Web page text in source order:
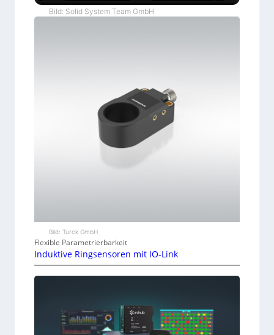
Bild: Solid System Team GmbH
Bild: Turck GmbH
Flexible Parametrierbarkeit
Induktive Ringsensoren mit IO-Link